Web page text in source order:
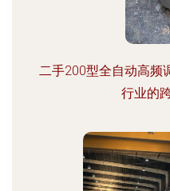
二手200型全自动高频
行业的